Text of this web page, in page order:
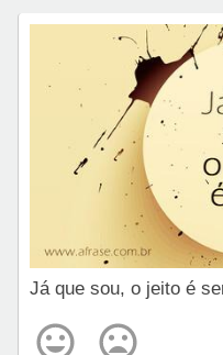
Já que sou, o jeito é